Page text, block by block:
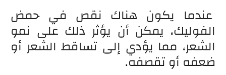
عندما يكون هناك نقص في حمض
الفوليك، يمكن أن يؤثر ذلك على نمو
الشعر، مما يؤدي إلى تساقط الشعر أو
ضعفه أو تقصفه.